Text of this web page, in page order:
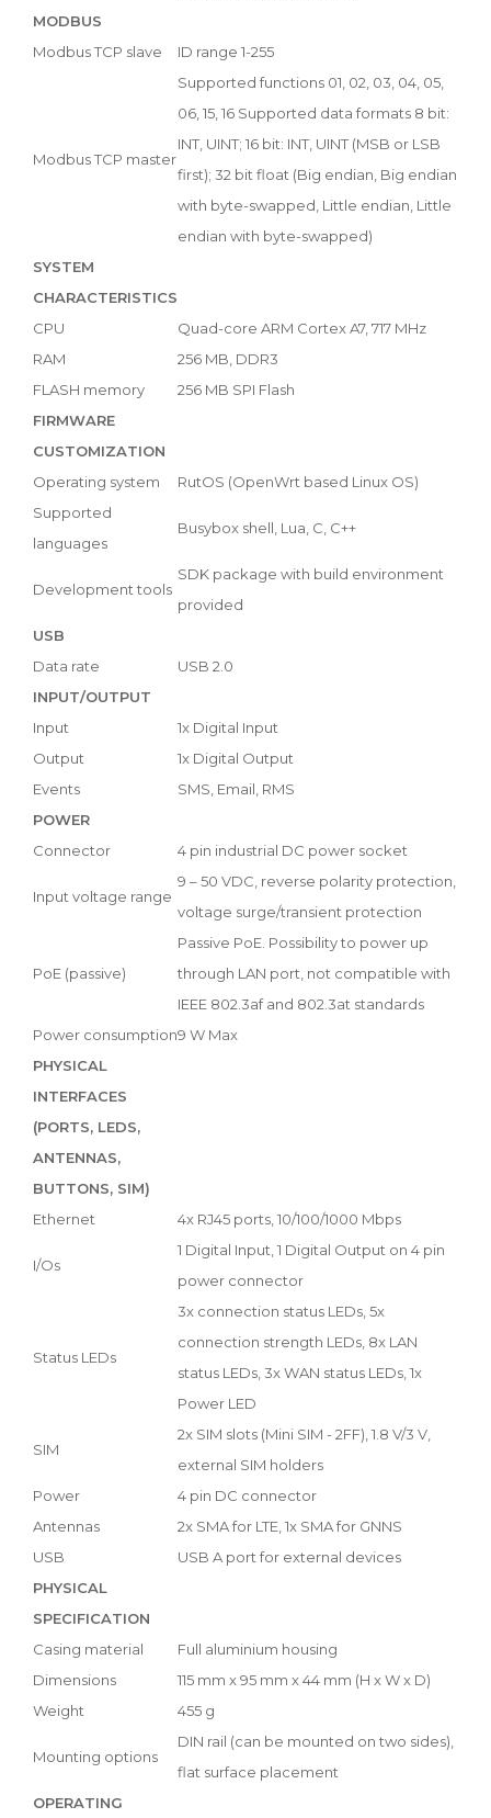
MODBUS
Modbus TCP slave
ID range 1-255
Modbus TCP master
Supported functions 01, 02, 03, 04, 05,
06, 15, 16 Supported data formats 8 bit:
INT, UINT; 16 bit: INT, UINT (MSB or LSB
first); 32 bit float (Big endian, Big endian
with byte-swapped, Little endian, Little
endian with byte-swapped)
SYSTEM
CHARACTERISTICS
CPU
Quad-core ARM Cortex A7, 717 MHz
RAM
256 MB, DDR3
FLASH memory
256 MB SPI Flash
FIRMWARE
CUSTOMIZATION
Operating system
RutOS (OpenWrt based Linux OS)
Supported
languages
Busybox shell, Lua, C, C++
Development tools
SDK package with build environment
provided
USB
Data rate
USB 2.0
INPUT/OUTPUT
Input
1x Digital Input
Output
1x Digital Output
Events
SMS, Email, RMS
POWER
Connector
4 pin industrial DC power socket
Input voltage range
9 – 50 VDC, reverse polarity protection,
voltage surge/transient protection
PoE (passive)
Passive PoE. Possibility to power up
through LAN port, not compatible with
IEEE 802.3af and 802.3at standards
Power consumption9 W Max
PHYSICAL
INTERFACES
(PORTS, LEDS,
ANTENNAS,
BUTTONS, SIM)
Ethernet
4x RJ45 ports, 10/100/1000 Mbps
I/Os
1 Digital Input, 1 Digital Output on 4 pin
power connector
Status LEDs
3x connection status LEDs, 5x
connection strength LEDs, 8x LAN
status LEDs, 3x WAN status LEDs, 1x
Power LED
SIM
2x SIM slots (Mini SIM - 2FF), 1.8 V/3 V,
external SIM holders
Power
4 pin DC connector
Antennas
2x SMA for LTE, 1x SMA for GNNS
USB
USB A port for external devices
PHYSICAL
SPECIFICATION
Casing material
Full aluminium housing
Dimensions
115 mm x 95 mm x 44 mm (H x W x D)
Weight
455 g
Mounting options
DIN rail (can be mounted on two sides),
flat surface placement
OPERATING